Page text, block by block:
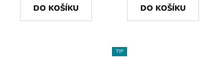
DO KOŠÍKU DO KOŠÍKU
TIP